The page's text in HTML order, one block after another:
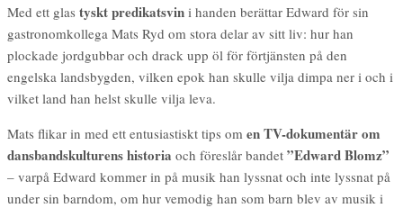
Med ett glas tyskt predikatsvin i handen berättar Edward för sin
gastronomkollega Mats Ryd om stora delar av sitt liv: hur han
plockade jordgubbar och drack upp öl för förtjänsten på den
engelska landsbygden, vilken epok han skulle vilja dimpa ner i och i
vilket land han helst skulle vilja leva.
Mats flikar in med ett entusiastiskt tips om en TV-dokumentär om
dansbandskulturens historia och föreslår bandet ”Edward Blomz”
– varpå Edward kommer in på musik han lyssnat och inte lyssnat på
under sin barndom, om hur vemodig han som barn blev av musik i